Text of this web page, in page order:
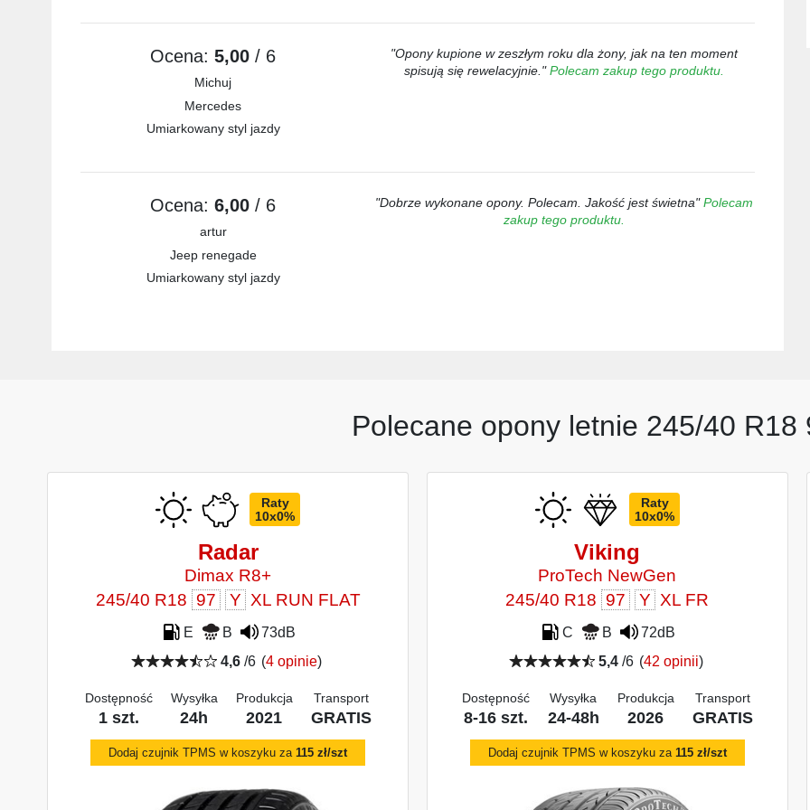
Ocena:5,00 / 6
Michuj
Mercedes
Umiarkowany styl jazdy
"Opony kupione w zeszłym roku dla żony, jak na ten moment
spisują się rewelacyjnie."Polecam zakup tego produktu.
Ocena:6,00 / 6
artur
Jeep renegade
Umiarkowany styl jazdy
"Dobrze wykonane opony. Polecam. Jakość jest świetna"Polecam
zakup tego produktu.
Polecane opony letnie 245/40 R18
Raty
10x0%
Radar
Dimax R8+
245/40 R18 97 Y XL RUN FLAT
E B
73dB
4,6/6 (4 opinie)
Dostępność
1 szt.
Wysyłka
24h
Produkcja
2021
Transport
GRATIS
Dodaj czujnik TPMS w koszyku za 115 zł/szt
Raty
10x0%
Viking
ProTech NewGen
245/40 R18 97 Y XL FR
C B
72dB
5,4/6 (42 opinii)
Dostępność
8-16 szt.
Wysyłka
24-48h
Produkcja
2026
Transport
GRATIS
Dodaj czujnik TPMS w koszyku za 115 zł/szt